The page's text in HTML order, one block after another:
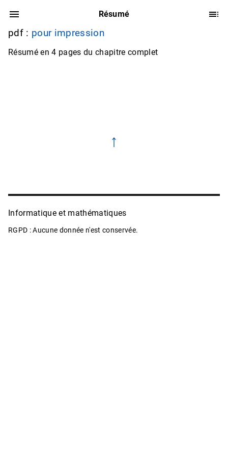
Résumé
pdf : pour impression
Résumé en 4 pages du chapitre complet
↑
Informatique et mathématiques
RGPD : Aucune donnée n'est conservée.